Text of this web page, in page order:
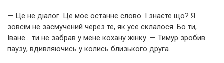
— Це не діалог. Це моє останнє слово. І знаєте що? Я
зовсім не засмучений через те, як усе склалося. Бо ти,
Іване… ти не забрав у мене кохану жінку. — Тимур зробив
паузу, вдивляючись у колись близького друга.